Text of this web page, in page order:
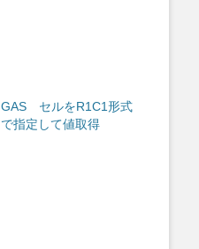
GAS セルをR1C1形式
で指定して値取得